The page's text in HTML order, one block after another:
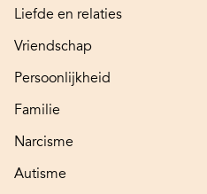
Liefde en relaties
Vriendschap
Persoonlijkheid
Familie
Narcisme
Autisme